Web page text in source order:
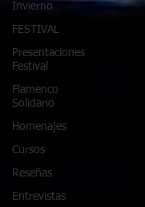
Invierno
FESTIVAL
Presentaciones
Festival
Flamenco
Solidario
Homenajes
Cursos
Reseñas
Entrevistas